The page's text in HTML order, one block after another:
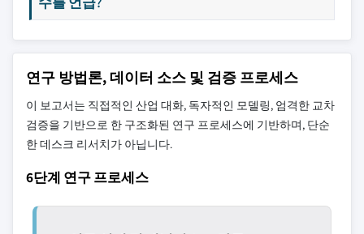
연구 방법론, 데이터 소스 및 검증 프로세스
이 보고서는 직접적인 산업 대화, 독자적인 모델링, 엄격한 교차
검증을 기반으로 한 구조화된 연구 프로세스에 기반하며, 단순
한 데스크 리서치가 아닙니다.
6단계 연구 프로세스